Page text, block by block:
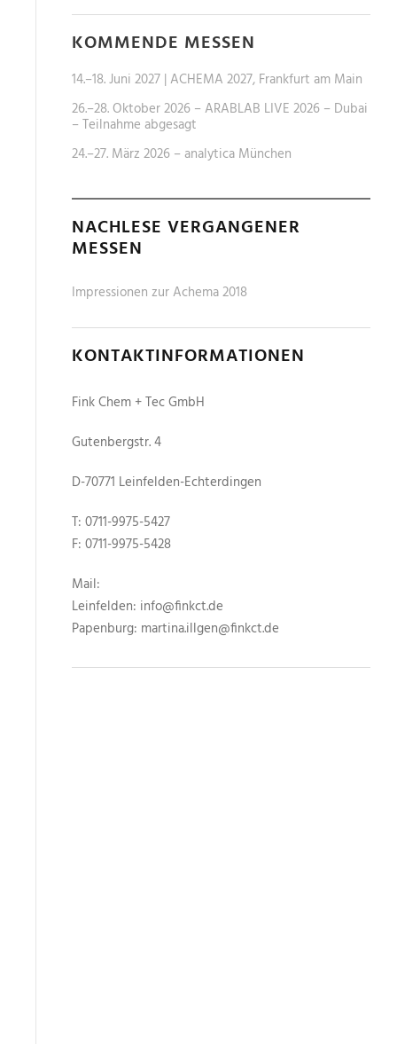
KOMMENDE MESSEN
14.–18. Juni 2027 | ACHEMA 2027, Frankfurt am Main
26.–28. Oktober 2026 – ARABLAB LIVE 2026 – Dubai
– Teilnahme abgesagt
24.–27. März 2026 – analytica München
NACHLESE VERGANGENER
MESSEN
Impressionen zur Achema 2018
KONTAKTINFORMATIONEN
Fink Chem + Tec GmbH
Gutenbergstr. 4
D-70771 Leinfelden-Echterdingen
T: 0711-9975-5427
F: 0711-9975-5428
Mail:
Leinfelden: info@finkct.de
Papenburg: martina.illgen@finkct.de